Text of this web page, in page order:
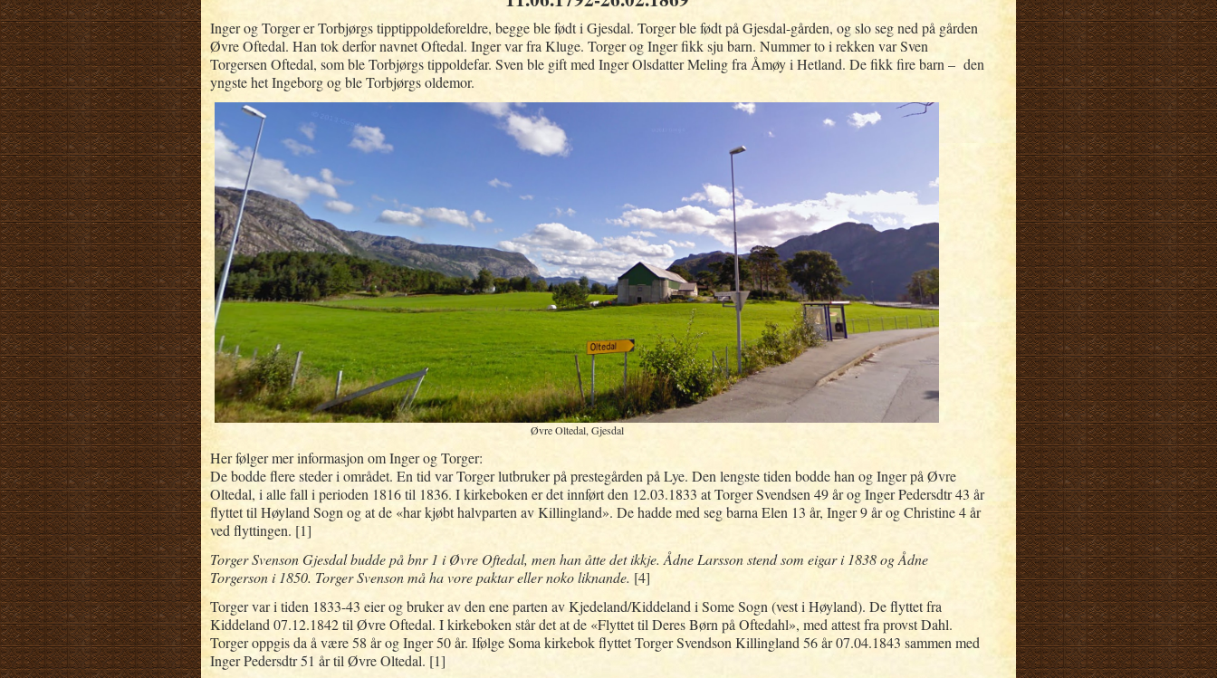
Inger og Torger er Torbjørgs tipptippoldeforeldre, begge ble født i Gjesdal. Torger ble født på Gjesdal-gården, og slo seg ned på gården
Øvre Oftedal. Han tok derfor navnet Oftedal. Inger var fra Kluge. Torger og Inger fikk sju barn. Nummer to i rekken var Sven
Torgersen Oftedal, som ble Torbjørgs tippoldefar. Sven ble gift med Inger Olsdatter Meling fra Åmøy i Hetland. De fikk fire barn – den
yngste het Ingeborg og ble Torbjørgs oldemor.
Øvre Oltedal, Gjesdal
Her følger mer informasjon om Inger og Torger:
De bodde flere steder i området. En tid var Torger lutbruker på prestegården på Lye. Den lengste tiden bodde han og Inger på Øvre
Oltedal, i alle fall i perioden 1816 til 1836. I kirkeboken er det innført den 12.03.1833 at Torger Svendsen 49 år og Inger Pedersdtr 43 år
flyttet til Høyland Sogn og at de «har kjøbt halvparten av Killingland». De hadde med seg barna Elen 13 år, Inger 9 år og Christine 4 år
ved flyttingen. [1]
Torger Svenson Gjesdal budde på bnr 1 i Øvre Oftedal, men han åtte det ikkje. Ådne Larsson stend som eigar i 1838 og Ådne
Torgerson i 1850. Torger Svenson må ha vore paktar eller noko liknande. [4]
Torger var i tiden 1833-43 eier og bruker av den ene parten av Kjedeland/Kiddeland i Some Sogn (vest i Høyland). De flyttet fra
Kiddeland 07.12.1842 til Øvre Oftedal. I kirkeboken står det at de «Flyttet til Deres Børn på Oftedahl», med attest fra provst Dahl.
Torger oppgis da å være 58 år og Inger 50 år. Ifølge Soma kirkebok flyttet Torger Svendson Killingland 56 år 07.04.1843 sammen med
Inger Pedersdtr 51 år til Øvre Oltedal. [1]